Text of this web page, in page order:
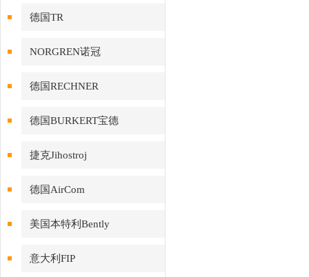
德国TR
NORGREN诺冠
德国RECHNER
德国BURKERT宝德
捷克Jihostroj
德国AirCom
美国本特利Bently
意大利FIP